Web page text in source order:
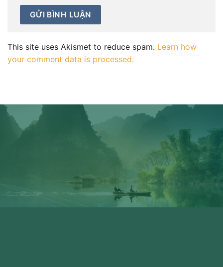
This site uses Akismet to reduce spam. Learn how
your comment data is processed.